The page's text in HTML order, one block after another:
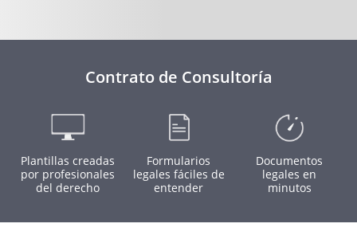
Contrato de Consultoría
Plantillas creadas
por profesionales
del derecho
Formularios
legales fáciles de
entender
Documentos
legales en
minutos